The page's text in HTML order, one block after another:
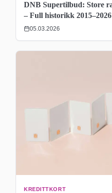
DNB Supertilbud: Store
– Full historikk 2015–2026
05.03.2026
KREDITTKORT